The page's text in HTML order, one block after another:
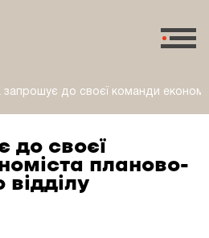
запрошує до своєї команди
до своєї
планово-
відділу